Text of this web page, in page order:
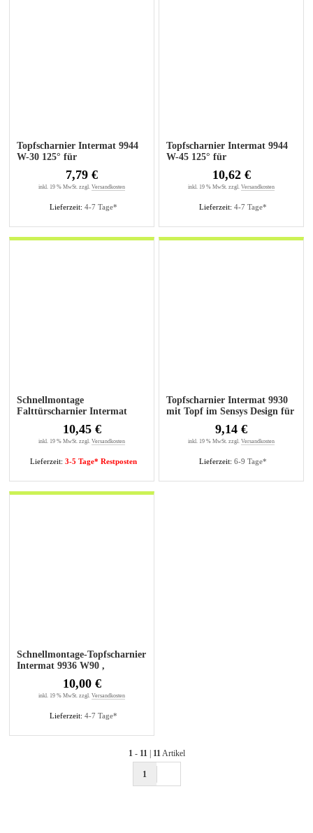
Topfscharnier Intermat 9944
W-30 125° für
Negativanschläge
Lieferzeit: 4-7 Tage*
7,79 €
inkl. 19 % MwSt. zzgl. Versandkosten
Topfscharnier Intermat 9944
W-45 125° für
Negativanschläge
Lieferzeit: 4-7 Tage*
10,62 €
inkl. 19 % MwSt. zzgl. Versandkosten
Schnellmontage
Falttürscharnier Intermat
9930 für Eckschränke
Lieferzeit: 3-5 Tage* Restposten
10,45 €
inkl. 19 % MwSt. zzgl. Versandkosten
Topfscharnier Intermat 9930
mit Topf im Sensys Design für
Eckschrankfalttüren
Lieferzeit: 6-9 Tage*
9,14 €
inkl. 19 % MwSt. zzgl. Versandkosten
Schnellmontage-Topfscharnier
Intermat 9936 W90 ,
Stollenschränke
Lieferzeit: 4-7 Tage*
10,00 €
inkl. 19 % MwSt. zzgl. Versandkosten
1- 11| 11Artikel
1